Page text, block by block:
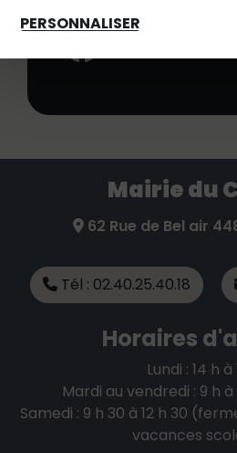
PERSONNALISER
Mairie du
62 Rue de Bel air
Tél : 02.40.25.40.18
Horaires
Lundi : 14 h à
Mardi au vendredi : 9 h à
Samedi : 9 h 30 à 12 h 30
vacances